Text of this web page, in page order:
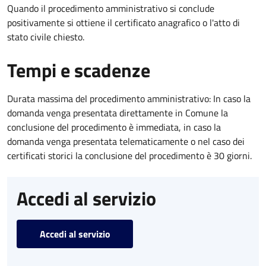
Quando il procedimento amministrativo si conclude
positivamente si ottiene il certificato anagrafico o l'atto di
stato civile chiesto.
Tempi e scadenze
Durata massima del procedimento amministrativo: In caso la
domanda venga presentata direttamente in Comune la
conclusione del procedimento è immediata, in caso la
domanda venga presentata telematicamente o nel caso dei
certificati storici la conclusione del procedimento è 30 giorni.
Accedi al servizio
Accedi al servizio